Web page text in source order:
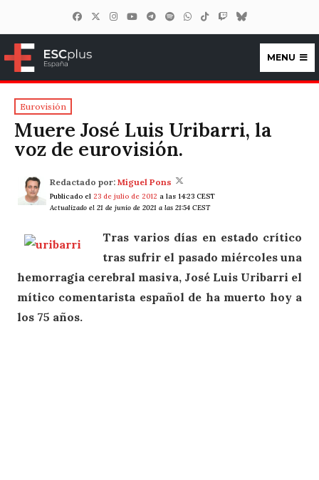
ESCplus España
MENU
Eurovisión
Muere José Luis Uribarri, la
voz de eurovisión.
Redactado por: Miguel Pons
Publicado el 23 de julio de 2012 a las 14:23 CEST
Actualizado el 21 de junio de 2021 a las 21:54 CEST
Tras varios días en estado crítico
tras sufrir el pasado miércoles una
hemorragia cerebral masiva, José Luis Uribarri el
mítico comentarista español de ha muerto hoy a
los 75 años.